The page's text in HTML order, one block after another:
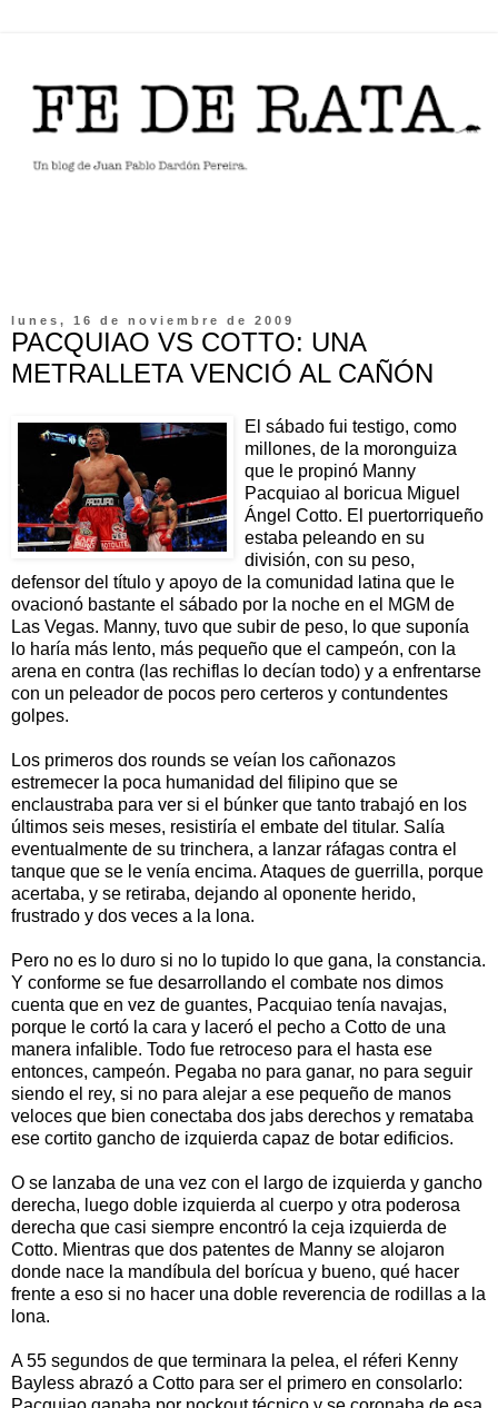
lunes, 16 de noviembre de 2009
PACQUIAO VS COTTO: UNA
METRALLETA VENCIÓ AL CAÑÓN
El sábado fui testigo, como
millones, de la moronguiza
que le propinó Manny
Pacquiao al boricua Miguel
Ángel Cotto. El puertorriqueño
estaba peleando en su
división, con su peso,
defensor del título y apoyo de la comunidad latina que le
ovacionó bastante el sábado por la noche en el MGM de
Las Vegas. Manny, tuvo que subir de peso, lo que suponía
lo haría más lento, más pequeño que el campeón, con la
arena en contra (las rechiflas lo decían todo) y a enfrentarse
con un peleador de pocos pero certeros y contundentes
golpes.
Los primeros dos rounds se veían los cañonazos
estremecer la poca humanidad del filipino que se
enclaustraba para ver si el búnker que tanto trabajó en los
últimos seis meses, resistiría el embate del titular. Salía
eventualmente de su trinchera, a lanzar ráfagas contra el
tanque que se le venía encima. Ataques de guerrilla, porque
acertaba, y se retiraba, dejando al oponente herido,
frustrado y dos veces a la lona.
Pero no es lo duro si no lo tupido lo que gana, la constancia.
Y conforme se fue desarrollando el combate nos dimos
cuenta que en vez de guantes, Pacquiao tenía navajas,
porque le cortó la cara y laceró el pecho a Cotto de una
manera infalible. Todo fue retroceso para el hasta ese
entonces, campeón. Pegaba no para ganar, no para seguir
siendo el rey, si no para alejar a ese pequeño de manos
veloces que bien conectaba dos jabs derechos y remataba
ese cortito gancho de izquierda capaz de botar edificios.
O se lanzaba de una vez con el largo de izquierda y gancho
derecha, luego doble izquierda al cuerpo y otra poderosa
derecha que casi siempre encontró la ceja izquierda de
Cotto. Mientras que dos patentes de Manny se alojaron
donde nace la mandíbula del borícua y bueno, qué hacer
frente a eso si no hacer una doble reverencia de rodillas a la
lona.
A 55 segundos de que terminara la pelea, el réferi Kenny
Bayless abrazó a Cotto para ser el primero en consolarlo: